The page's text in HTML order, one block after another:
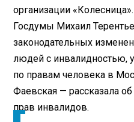
организации
Госдумы Михаил
законодательных
людей с инвалидностью,
по правам человека в
Фаевская — рассказала
прав инвалидов.